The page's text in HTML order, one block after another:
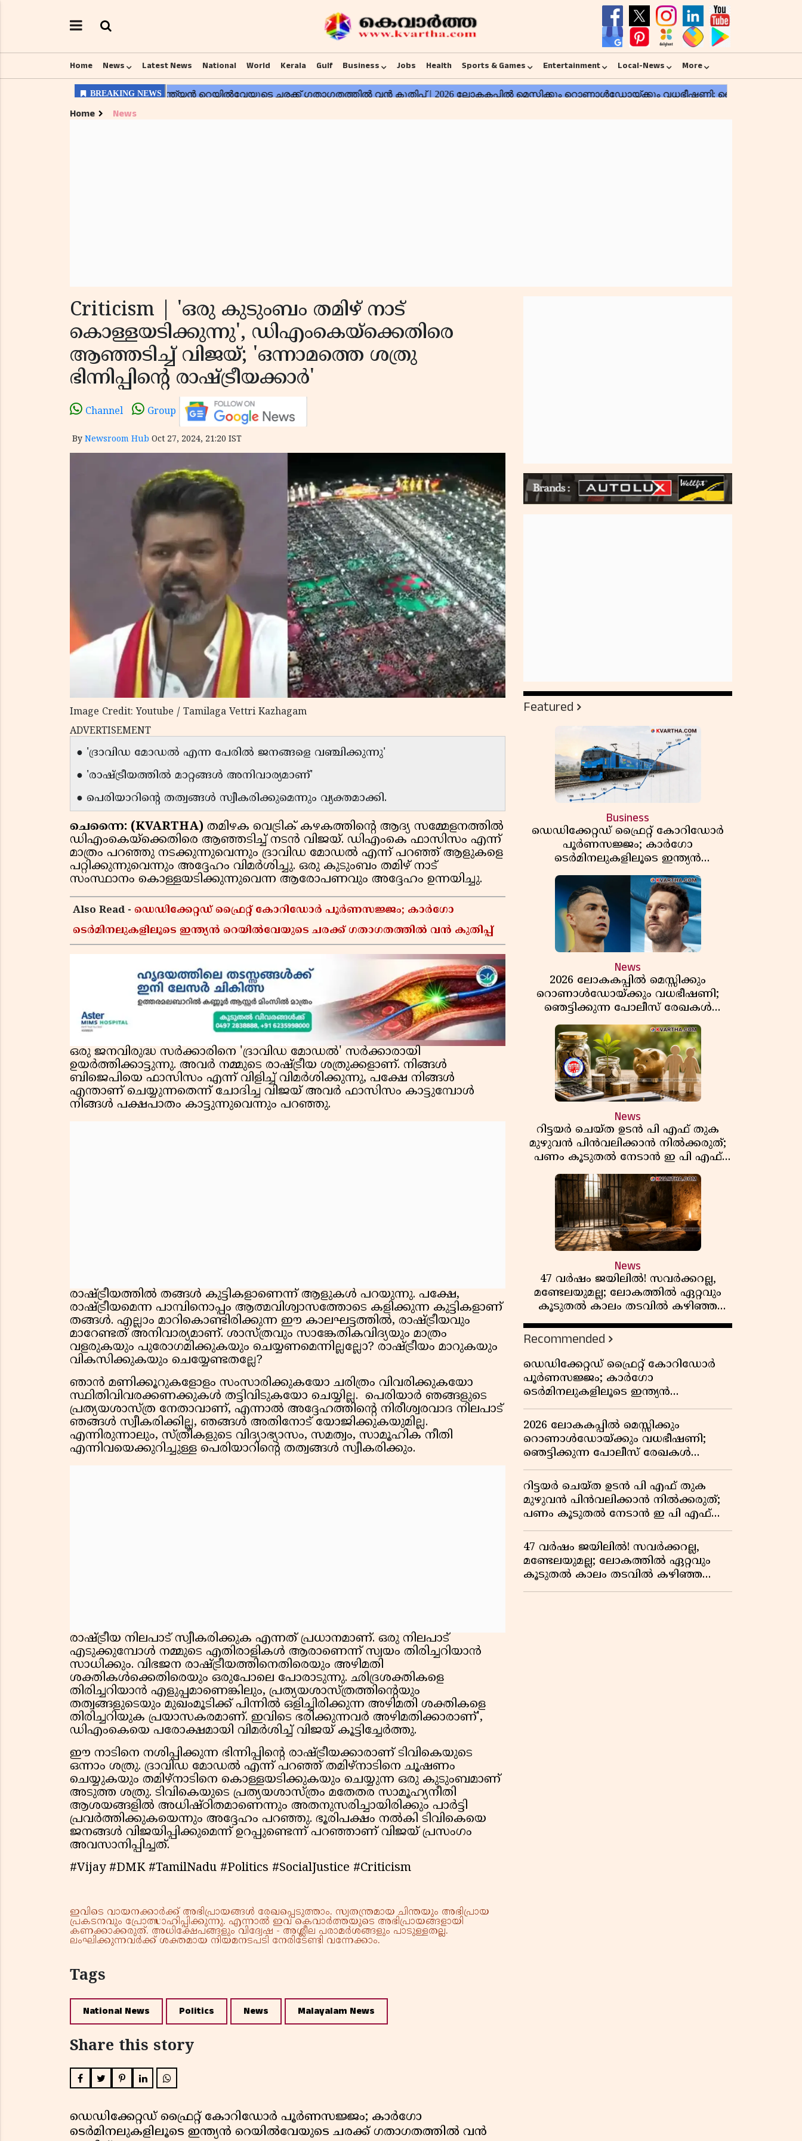
Home News Latest News National World Kerala Gulf Business Jobs Health Sports & Games Entertainment Local-News More
Home News
Criticism | 'ഒരു കുടുംബം തമിഴ് നാട്
കൊള്ളയടിക്കുന്നു', ഡിഎംകെയ്‌ക്കെതിരെ
ആഞ്ഞടിച്ച് വിജയ്; 'ഒന്നാമത്തെ ശത്രു
ഭിന്നിപ്പിന്റെ രാഷ്ട്രീയക്കാർ'
Channel Group
By Newsroom Hub Oct 27, 2024, 21:20 IST
Image Credit: Youtube / Tamilaga Vettri Kazhagam
ADVERTISEMENT
● 'ദ്രാവിഡ മോഡൽ എന്ന പേരിൽ ജനങ്ങളെ വഞ്ചിക്കുന്നു'
● 'രാഷ്ട്രീയത്തിൽ മാറ്റങ്ങൾ അനിവാര്യമാണ്'
● പെരിയാറിന്റെ തത്വങ്ങൾ സ്വീകരിക്കുമെന്നും വ്യക്തമാക്കി.
ചെന്നൈ: (KVARTHA) തമിഴക വെട്രിക് കഴകത്തിന്റെ ആദ്യ സമ്മേളനത്തിൽ
ഡിഎംകെയ്ക്കെതിരെ ആഞ്ഞടിച്ച് നടൻ വിജയ്. ഡിഎംകെ ഫാസിസം എന്ന്
മാത്രം പറഞ്ഞു നടക്കുന്നുവെന്നും ദ്രാവിഡ മോഡൽ എന്ന് പറഞ്ഞ് ആളുകളെ
പറ്റിക്കുന്നുവെന്നും അദ്ദേഹം വിമർശിച്ചു. ഒരു കുടുംബം തമിഴ് നാട്
സംസ്ഥാനം കൊള്ളയടിക്കുന്നുവെന്ന ആരോപണവും അദ്ദേഹം ഉന്നയിച്ചു.
Also Read - ഡെഡിക്കേറ്റഡ് ഫ്രൈറ്റ് കോറിഡോർ പൂർണസജ്ജം; കാർഗോ
ടെർമിനലുകളിലൂടെ ഇന്ത്യൻ റെയിൽവേയുടെ ചരക്ക് ഗതാഗതത്തിൽ വൻ കുതിപ്പ്
ഒരു ജനവിരുദ്ധ സർക്കാരിനെ 'ദ്രാവിഡ മോഡൽ' സർക്കാരായി
ഉയർത്തിക്കാട്ടുന്നു. അവർ നമ്മുടെ രാഷ്ട്രീയ ശത്രുക്കളാണ്. നിങ്ങൾ
ബിജെപിയെ ഫാസിസം എന്ന് വിളിച്ച് വിമർശിക്കുന്നു, പക്ഷേ നിങ്ങൾ
എന്താണ് ചെയ്യുന്നതെന്ന് ചോദിച്ച വിജയ് അവർ ഫാസിസം കാട്ടുമ്പോൾ
നിങ്ങൾ പക്ഷപാതം കാട്ടുന്നുവെന്നും പറഞ്ഞു.
രാഷ്ട്രീയത്തിൽ തങ്ങൾ കുട്ടികളാണെന്ന് ആളുകൾ പറയുന്നു. പക്ഷേ,
രാഷ്ട്രീയമെന്ന പാമ്പിനൊപ്പം ആത്മവിശ്വാസത്തോടെ കളിക്കുന്ന കുട്ടികളാണ്
തങ്ങൾ. എല്ലാം മാറികൊണ്ടിരിക്കുന്ന ഈ കാലഘട്ടത്തിൽ, രാഷ്ട്രീയവും
മാറേണ്ടത് അനിവാര്യമാണ്. ശാസ്ത്രവും സാങ്കേതികവിദ്യയും മാത്രം
വളരുകയും പുരോഗമിക്കുകയും ചെയ്യണമെന്നില്ലല്ലോ? രാഷ്ട്രീയം മാറുകയും
വികസിക്കുകയും ചെയ്യേണ്ടതല്ലേ?
ഞാൻ മണിക്കൂറുകളോളം സംസാരിക്കുകയോ ചരിത്രം വിവരിക്കുകയോ
സ്ഥിതിവിവരക്കണക്കുകൾ തട്ടിവിടുകയോ ചെയ്യില്ല. പെരിയാർ ഞങ്ങളുടെ
പ്രത്യയശാസ്ത്ര നേതാവാണ്, എന്നാൽ അദ്ദേഹത്തിൻ്റെ നിരീശ്വരവാദ നിലപാട്
ഞങ്ങൾ സ്വീകരിക്കില്ല, ഞങ്ങൾ അതിനോട് യോജിക്കുകയുമില്ല.
എന്നിരുന്നാലും, സ്ത്രീകളുടെ വിദ്യാഭ്യാസം, സമത്വം, സാമൂഹിക നീതി
എന്നിവയെക്കുറിച്ചുള്ള പെരിയാറിൻ്റെ തത്വങ്ങൾ സ്വീകരിക്കും.
രാഷ്ട്രീയ നിലപാട് സ്വീകരിക്കുക എന്നത് പ്രധാനമാണ്. ഒരു നിലപാട്
എടുക്കുമ്പോൾ നമ്മുടെ എതിരാളികൾ ആരാണെന്ന് സ്വയം തിരിച്ചറിയാൻ
സാധിക്കും. വിഭജന രാഷ്ട്രീയത്തിനെതിരെയും അഴിമതി
ശക്തികൾക്കെതിരെയും ഒരുപോലെ പോരാടുന്നു. ഛിദ്രശക്തികളെ
തിരിച്ചറിയാൻ എളുപ്പമാണെങ്കിലും, പ്രത്യയശാസ്ത്രത്തിന്റെയും
തത്വങ്ങളുടെയും മുഖംമൂടിക്ക് പിന്നിൽ ഒളിച്ചിരിക്കുന്ന അഴിമതി ശക്തികളെ
തിരിച്ചറിയുക പ്രയാസകരമാണ്. ഇവിടെ ഭരിക്കുന്നവർ അഴിമതിക്കാരാണ്',
ഡിഎംകെയെ പരോക്ഷമായി വിമർശിച്ച് വിജയ് കൂട്ടിച്ചേർത്തു.
ഈ നാടിനെ നശിപ്പിക്കുന്ന ഭിന്നിപ്പിന്റെ രാഷ്ട്രീയക്കാരാണ് ടിവികെയുടെ
ഒന്നാം ശത്രു. ദ്രാവിഡ മോഡൽ എന്ന് പറഞ്ഞ് തമിഴ്നാടിനെ ചൂഷണം
ചെയ്യുകയും തമിഴ്നാടിനെ കൊള്ളയടിക്കുകയും ചെയ്യുന്ന ഒരു കുടുംബമാണ്
അടുത്ത ശത്രു. ടിവികെയുടെ പ്രത്യയശാസ്ത്രം മതേതര സാമൂഹ്യനീതി
ആശയങ്ങളിൽ അധിഷ്ഠിതമാണെന്നും അതനുസരിച്ചായിരിക്കും പാർട്ടി
പ്രവർത്തിക്കുകയെന്നും അദ്ദേഹം പറഞ്ഞു. ഭൂരിപക്ഷം നൽകി ടിവികെയെ
ജനങ്ങൾ വിജയിപ്പിക്കുമെന്ന് ഉറപ്പുണ്ടെന്ന് പറഞ്ഞാണ് വിജയ് പ്രസംഗം
അവസാനിപ്പിച്ചത്.
#Vijay #DMK #TamilNadu #Politics #SocialJustice #Criticism
ഇവിടെ വായനക്കാർക്ക് അഭിപ്രായങ്ങൾ രേഖപ്പെടുത്താം. സ്വതന്ത്രമായ ചിന്തയും അഭിപ്രായ
പ്രകടനവും പ്രോത്സാഹിപ്പിക്കുന്നു. എന്നാൽ ഇവ കെവാർത്തയുടെ അഭിപ്രായങ്ങളായി
കണക്കാക്കരുത്. അധിക്ഷേപങ്ങളും വിദ്വേഷ - അശ്ലീല പരാമർശങ്ങളും പാടുള്ളതല്ല.
ലംഘിക്കുന്നവർക്ക് ശക്തമായ നിയമനടപടി നേരിടേണ്ടി വന്നേക്കാം.
Tags
National News Politics News Malayalam News
Share this story
ഡെഡിക്കേറ്റഡ് ഫ്രൈറ്റ് കോറിഡോർ പൂർണസജ്ജം; കാർഗോ
ടെർമിനലുകളിലൂടെ ഇന്ത്യൻ റെയിൽവേയുടെ ചരക്ക് ഗതാഗതത്തിൽ വൻ
Featured
Business
ഡെഡിക്കേറ്റഡ് ഫ്രൈറ്റ് കോറിഡോർ
പൂർണസജ്ജം; കാർഗോ
ടെർമിനലുകളിലൂടെ ഇന്ത്യൻ
റെയിൽവേയുടെ ചരക്ക് ഗതാഗതത്തിൽ
വൻ കുതിപ്പ്
News
2026 ലോകകപ്പിൽ മെസ്സിക്കും
റൊണാൾഡോയ്ക്കും വധഭീഷണി;
ഞെട്ടിക്കുന്ന പോലീസ് രേഖകൾ
പുറത്ത്
News
റിട്ടയർ ചെയ്ത ഉടൻ പി എഫ് തുക
മുഴുവൻ പിൻവലിക്കാൻ നിൽക്കരുത്;
പണം കൂടുതൽ നേടാൻ ഇ പി എഫ്
ഒയുടെ നിയമം അറിയാം
News
47 വർഷം ജയിലിൽ! സവർക്കറല്ല,
മണ്ടേലയുമല്ല; ലോകത്തിൽ ഏറ്റവും
കൂടുതൽ കാലം തടവിൽ കഴിഞ്ഞ
രാഷ്ട്രീയ തടവുകാരൻ ഇദ്ദേഹം! ഒരു
ഇന്ത്യൻ സ്വാതന്ത്ര്യസമര സേനാനിയുടെ
വേറിട്ട കഥ
Recommended
ഡെഡിക്കേറ്റഡ് ഫ്രൈറ്റ് കോറിഡോർ
പൂർണസജ്ജം; കാർഗോ
ടെർമിനലുകളിലൂടെ ഇന്ത്യൻ
റെയിൽവേയുടെ ചരക്ക് ഗതാഗതത്തിൽ
വൻ കുതിപ്പ്
2026 ലോകകപ്പിൽ മെസ്സിക്കും
റൊണാൾഡോയ്ക്കും വധഭീഷണി;
ഞെട്ടിക്കുന്ന പോലീസ് രേഖകൾ
പുറത്ത്
റിട്ടയർ ചെയ്ത ഉടൻ പി എഫ് തുക
മുഴുവൻ പിൻവലിക്കാൻ നിൽക്കരുത്;
പണം കൂടുതൽ നേടാൻ ഇ പി എഫ്
ഒയുടെ നിയമം അറിയാം
47 വർഷം ജയിലിൽ! സവർക്കറല്ല,
മണ്ടേലയുമല്ല; ലോകത്തിൽ ഏറ്റവും
കൂടുതൽ കാലം തടവിൽ കഴിഞ്ഞ
രാഷ്ട്രീയ തടവുകാരൻ ഇദ്ദേഹം! ഒരു